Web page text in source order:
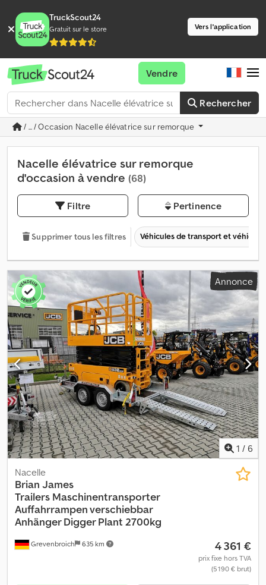
TruckScout24
Gratuit sur le store Vers l'application
Rechercher
Vendre
/ ... / Occasion Nacelle élévatrice sur remorque
Nacelle élévatrice sur remorque
d'occasion à vendre (68)
Filtre Pertinence
Supprimer tous les filtres Véhicules de transport et
Annonce
1 / 6
Grevenbroich 635 km
Nacelle
Brian James
Trailers Maschinentransporter
Auffahrrampen verschiebbar
Anhänger Digger Plant 2700kg
4 361 €
prix fixe hors TVA
(5 190 € brut)